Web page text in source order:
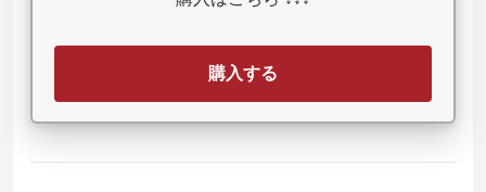
購入する